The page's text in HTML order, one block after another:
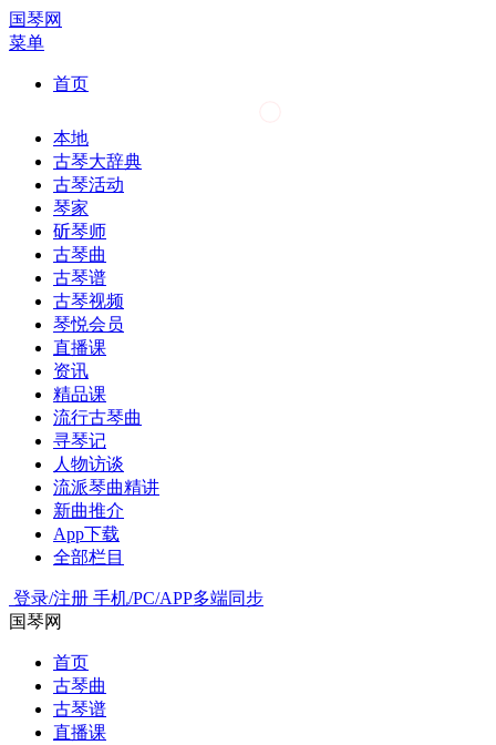
国琴网
菜单
首页
本地
古琴大辞典
古琴活动
琴家
斫琴师
古琴曲
古琴谱
古琴视频
琴悦会员
直播课
资讯
精品课
流行古琴曲
寻琴记
人物访谈
流派琴曲精讲
新曲推介
App下载
全部栏目
登录/注册 手机/PC/APP多端同步
国琴网
首页
古琴曲
古琴谱
直播课